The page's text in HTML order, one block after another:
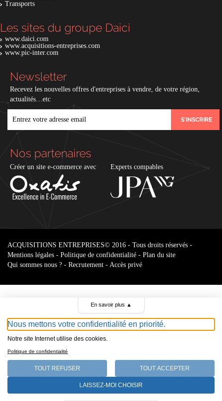
Transports
Les sites du groupe Daici
www.daici.com
www.acquisitions-entreprises.com
www.pic-inter.com
Newsletter
Recevez les nouvelles offres d'entreprises à vendre, de votre région,
actualités…etc
Nos partenaires
Créer un site e-commerce avec Experts compables
ACQUISITIONS ENTREPRISES© 2016 - Tous droits réservés -
Mentions légales - Politique de confidentialité - Plan du site
Qui sommes nous ? - Recrutement - Accès privé
annonces
En savoir plus ▲
Nous mettons votre confidentialité en priorité.
Notre site Internet utilise des cookies.
Politique de confidentialité
TOUT REFUSER TOUT ACCEPTER
LAISSEZ-MOI CHOISIR